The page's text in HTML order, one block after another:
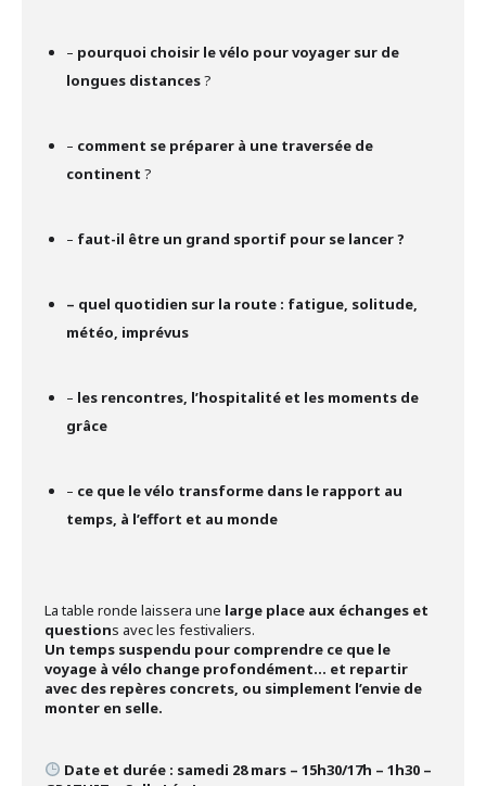
– pourquoi choisir le vélo pour voyager sur de
longues distances?
– comment se préparer à une traversée de
continent ?
– faut-il être un grand sportif pour se lancer ?
– quel quotidien sur la route : fatigue, solitude,
météo, imprévus
– les rencontres, l’hospitalité et les moments de
grâce
– ce que le vélo transforme dans le rapport au
temps, à l’effort et au monde
La table ronde laissera une large place aux échanges et
questions avec les festivaliers.
Un temps suspendu pour comprendre ce que le
voyage à vélo change profondément… et repartir
avec des repères concrets, ou simplement l’envie de
monter en selle.
Date et durée : samedi 28 mars – 15h30/17h – 1h30 –